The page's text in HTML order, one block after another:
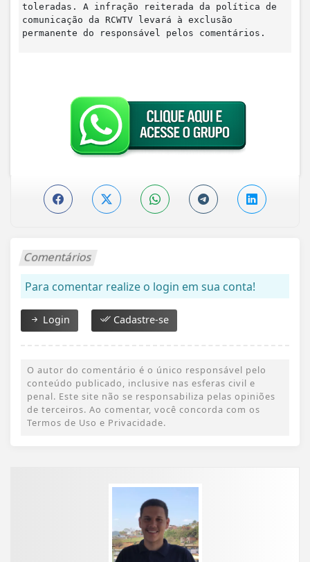
toleradas. A infração reiterada da política de
comunicação da RCWTV levará à exclusão
permanente do responsável pelos comentários.
Comentários
Para comentar realize o login em sua conta!
Login Cadastre-se
O autor do comentário é o único responsável pelo
conteúdo publicado, inclusive nas esferas civil e
penal. Este site não se responsabiliza pelas opiniões
de terceiros. Ao comentar, você concorda com os
Termos de Uso e Privacidade.